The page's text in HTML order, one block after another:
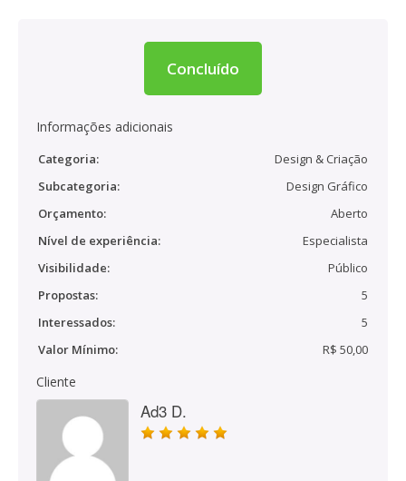
Concluído
Informações adicionais
Categoria:
Design & Criação
Subcategoria:
Design Gráfico
Orçamento:
Aberto
Nível de experiência:
Especialista
Visibilidade:
Público
Propostas:
5
Interessados:
5
Valor Mínimo:
R$ 50,00
Cliente
Ad3 D.